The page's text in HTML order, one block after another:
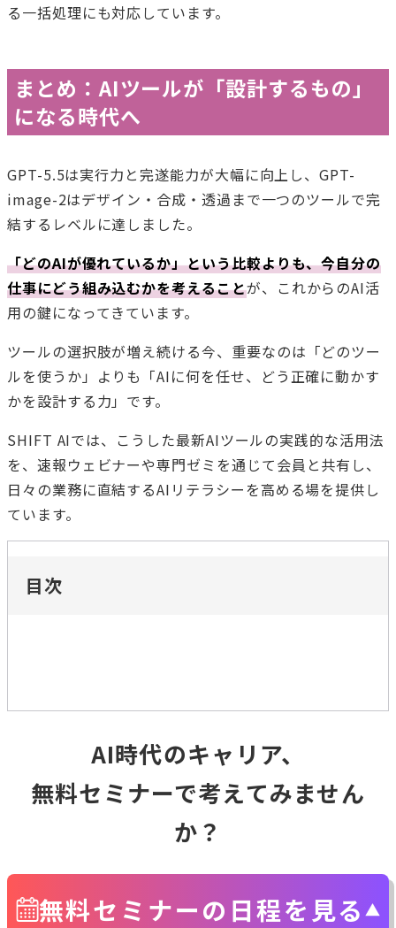
る一括処理にも対応しています。
まとめ：AIツールが「設計するもの」
になる時代へ
GPT-5.5は実行力と完遂能力が大幅に向上し、GPT-
image-2はデザイン・合成・透過まで一つのツールで完
結するレベルに達しました。
「どのAIが優れているか」という比較よりも、今自分の
仕事にどう組み込むかを考えることが、これからのAI活
用の鍵になってきています。
ツールの選択肢が増え続ける今、重要なのは「どのツー
ルを使うか」よりも「AIに何を任せ、どう正確に動かす
かを設計する力」です。
SHIFT AIでは、こうした最新AIツールの実践的な活用法
を、速報ウェビナーや専門ゼミを通じて会員と共有し、
日々の業務に直結するAIリテラシーを高める場を提供し
ています。
目次
AI時代のキャリア、
無料セミナーで考えてみません
か？
無料セミナーの日程を見る